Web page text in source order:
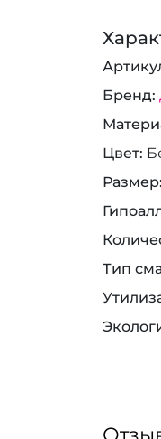
Бренд
Цвет
Размер
Тип